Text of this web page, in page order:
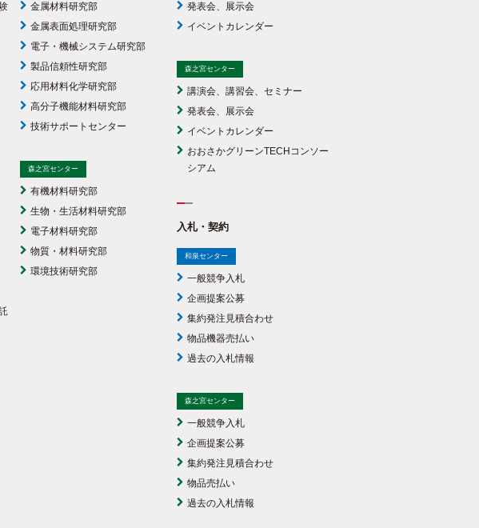
金属材料研究部
金属表面処理研究部
電子・機械システム研究部
製品信頼性研究部
応用材料化学研究部
高分子機能材料研究部
技術サポートセンター
森之宮センター
有機材料研究部
生物・生活材料研究部
電子材料研究部
物質・材料研究部
環境技術研究部
発表会、展示会
イベントカレンダー
森之宮センター
講演会、講習会、セミナー
発表会、展示会
イベントカレンダー
おおさかグリーンTECHコンソー
シアム
入札・契約
和泉センター
一般競争入札
企画提案公募
集約発注見積合わせ
物品機器売払い
過去の入札情報
森之宮センター
一般競争入札
企画提案公募
集約発注見積合わせ
物品売払い
過去の入札情報